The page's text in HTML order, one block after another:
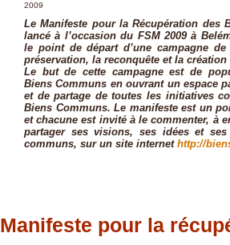
2009
Le Manifeste pour la Récupération des
lancé à l’occasion du FSM 2009 à
le point de départ d’une campagne
préservation, la reconquête et la
Le but de cette campagne est de
Biens Communs en ouvrant un espace
et de partage de toutes les initiatives
Biens Communs. Le manifeste est un
et chacune est invité à le commenter, à
partager ses visions, ses idées et
communs, sur un site internet http://
Manifeste pour la